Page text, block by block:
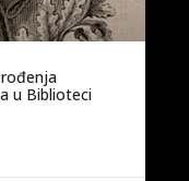
u Biblioteci